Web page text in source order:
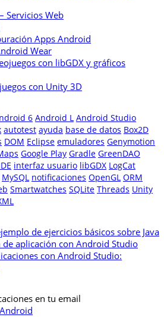
Servicios Web
Apps Android
Wear
con libGDX y gráficos
con Unity 3D
6 Android L Android Studio
autotest ayuda base de datos Box2D
DOM Eclipse emuladores Genymotion
Google Play Gradle GreenDAO
interfaz usuario libGDX LogCat
MySQL notificaciones OpenGL ORM
Smartwatches SQLite Threads Unity
de ejercicios básicos sobre Java
aplicación con Android Studio
con Android Studio:
en tu email